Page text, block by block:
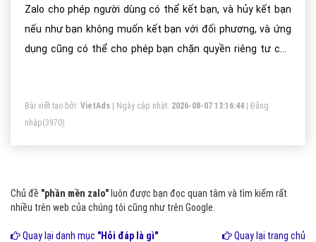
Zalo cho phép người dùng có thể kết bạn, và hủy kết bạn
nếu như bạn không muốn kết bạn với đối phương, và ứng
dụng cũng có thể cho phép bạn chặn quyền riêng tư của
được cho là đẹp nhất hay các dòng status tâm trạng lên
đó một cách dễ dàng nhất.
Bài viết tạo bởi: VietAds | Ngày cập nhật: 2026-08-07 13:16:44
Đăng
nhập(3970)
Chủ đề "phần mền zalo" luôn được bạn đọc quan tâm và tìm kiếm rất
nhiều trên web của chúng tôi cũng như trên Google.
Quay lại danh mục "Hỏi đáp là gì" Quay lại trang chủ